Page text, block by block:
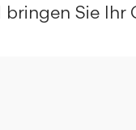
Sie Ihr